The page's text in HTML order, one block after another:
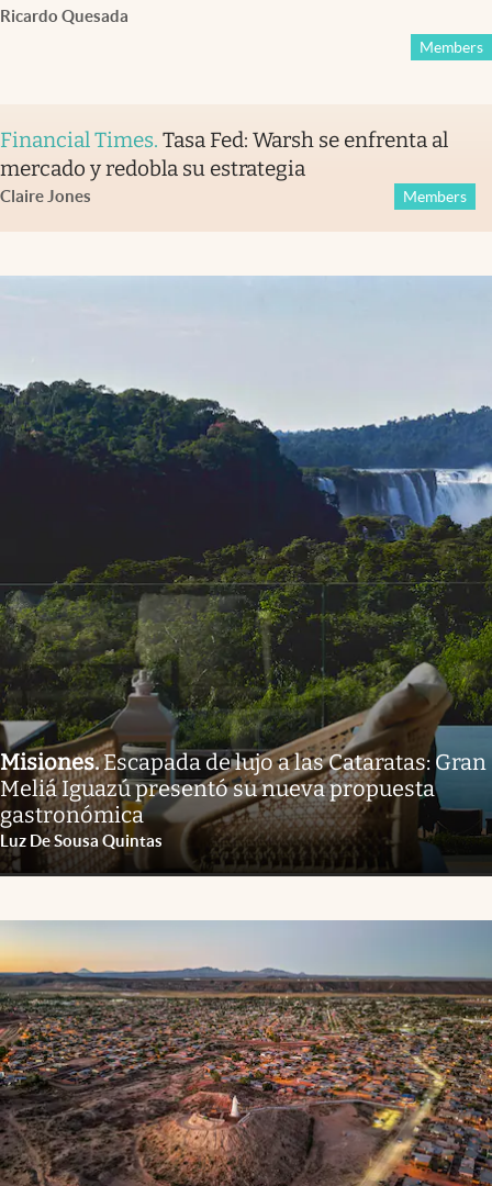
Ricardo Quesada
Members
Financial Times. Tasa Fed: Warsh se enfrenta al
mercado y redobla su estrategia
Claire Jones Members
Misiones.Escapada de lujo a las Cataratas: Gran
Meliá Iguazú presentó su nueva propuesta
gastronómica
Luz De Sousa Quintas